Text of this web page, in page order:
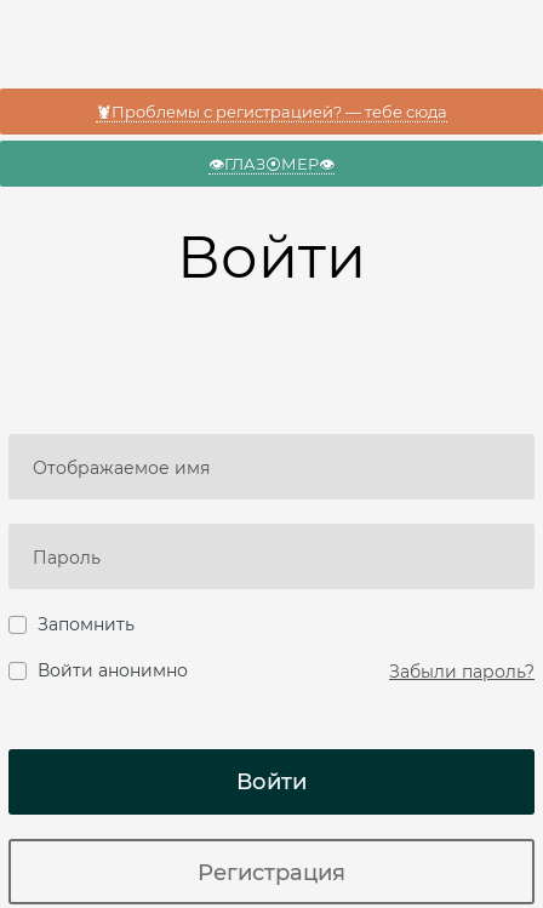
🦞Проблемы с регистрацией? — тебе сюда
👁️ГЛАЗ⦿МЕР👁️
Войти
Запомнить
Войти анонимно Забыли пароль?
Войти
Регистрация